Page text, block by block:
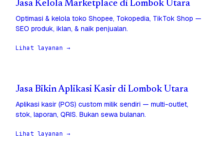
Jasa Kelola Marketplace di Lombok Utara
Optimasi & kelola toko Shopee, Tokopedia, TikTok Shop —
SEO produk, iklan, & naik penjualan.
Lihat layanan →
Jasa Bikin Aplikasi Kasir di Lombok Utara
Aplikasi kasir (POS) custom milik sendiri — multi-outlet,
stok, laporan, QRIS. Bukan sewa bulanan.
Lihat layanan →